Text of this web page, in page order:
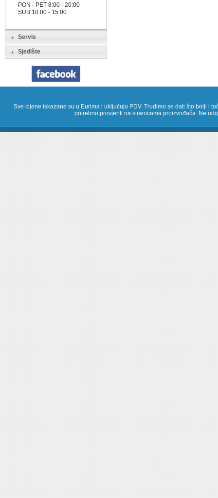
PON - PET 8:00 - 20:00
SUB 10:00 - 15:00
Servis
Sjedište
Sve cijene iskazane su u Eurima i uključuju PDV. Trudimo se dati što bolji i
potrebno provjeriti na stranicama proizvođača. Ne